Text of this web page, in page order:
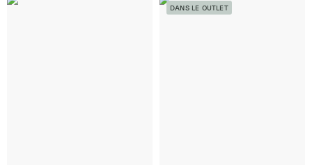
DANS LE OUTLET